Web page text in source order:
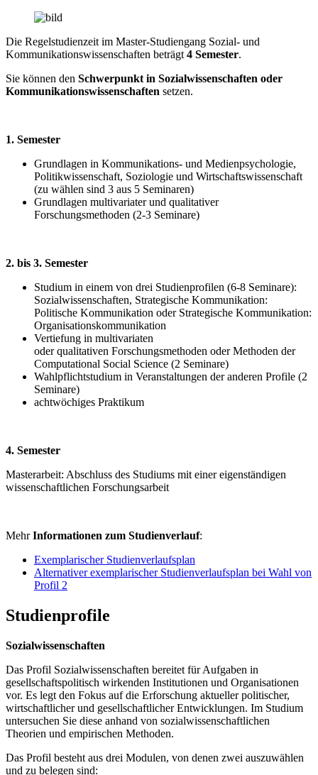
Die Regelstudienzeit im Master-Studiengang Sozial- und
Kommunikationswissenschaften beträgt 4 Semester.
Sie können den Schwerpunkt in Sozialwissenschaften oder
Kommunikationswissenschaften setzen.
1. Semester
Grundlagen in Kommunikations- und Medienpsychologie,
Politikwissenschaft, Soziologie und Wirtschaftswissenschaft
(zu wählen sind 3 aus 5 Seminaren)
Grundlagen multivariater und qualitativer
Forschungsmethoden (2-3 Seminare)
2. bis 3. Semester
Studium in einem von drei Studienprofilen (6-8 Seminare):
Sozialwissenschaften, Strategische Kommunikation:
Politische Kommunikation oder Strategische Kommunikation:
Organisationskommunikation
Vertiefung in multivariaten
oder qualitativen Forschungsmethoden oder Methoden der
Computational Social Science (2 Seminare)
Wahlpflichtstudium in Veranstaltungen der anderen Profile (2
Seminare)
achtwöchiges Praktikum
4. Semester
Masterarbeit: Abschluss des Studiums mit einer eigenständigen
wissenschaftlichen Forschungsarbeit
MehrInformationen zum Studienverlauf:
Exemplarischer Studienverlaufsplan
Alternativer exemplarischer Studienverlaufsplan bei Wahl von
Profil 2
Studienprofile
Sozialwissenschaften
Das Profil Sozialwissenschaften bereitet für Aufgaben in
gesellschaftspolitisch wirkenden Institutionen und Organisationen
vor. Es legt den Fokus auf die Erforschung aktueller politischer,
wirtschaftlicher und gesellschaftlicher Entwicklungen. Im Studium
untersuchen Sie diese anhand von sozialwissenschaftlichen
Theorien und empirischen Methoden.
Das Profil besteht aus drei Modulen, von denen zwei auszuwählen
und zu belegen sind: